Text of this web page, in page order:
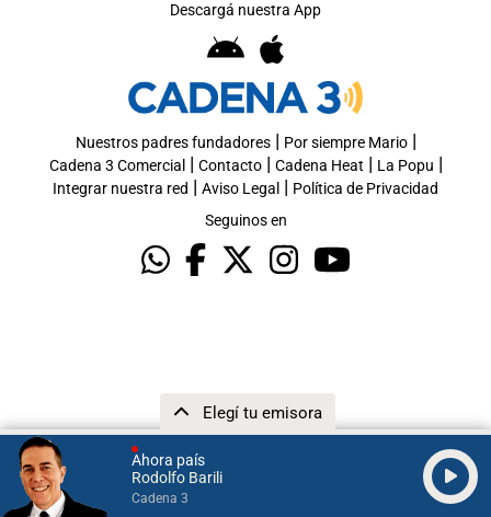
Ahora país
Rodolfo Barili
Cadena 3
Elegí tu emisora
Descargá nuestra App
Nuestros padres fundadores| Por siempre Mario|
Cadena 3 Comercial | Contacto| Cadena Heat | La Popu |
Integrar nuestra red | Aviso Legal | Política de Privacidad
Seguinos en